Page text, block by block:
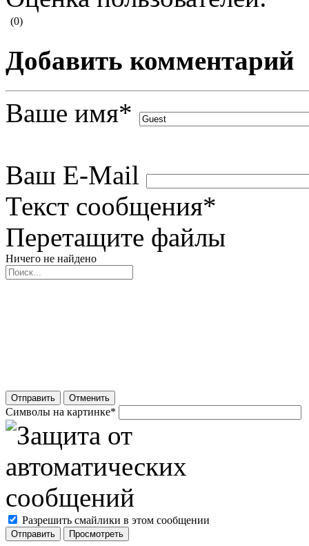
(0)
Добавить комментарий
Ваше имя*
Ваш E-Mail
Текст сообщения*
Перетащите файлы
Ничего не найдено
Отправить Отменить
Символы на картинке*
Разрешить смайлики в этом сообщении